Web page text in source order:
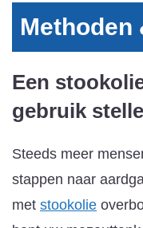
Methoden
Een
gebruik
Steeds meer
stappen naar
met stookolie